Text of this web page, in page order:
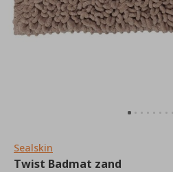
Sealskin
Twist Badmat zand